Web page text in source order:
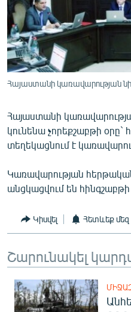
ՄԻՋԱԶԳԱՅԻՆ
ՄՇԱԿՈՒՅԹ
ՍՊՈՐՏ
ՄԵԿՆԱԲԱՆՈՒԹՅՈՒՆ
ԿՈՐՈՆԱՎԻՐՈՒՍ
ԱՐԽԻՎ
ԲԱՆԱՎԵՃ
ՓՈԴՔԱՍԹ
Հայերեն
English
Русский
Հայաստանի կառավարության
Հայաստանի
կունենա չորեքշաբթի օրը`
տեղեկացնում է
Կառավարության
անցկացվում են հինգշաբթի
Կիսվել Հետևեք մեզ
Շարունակել